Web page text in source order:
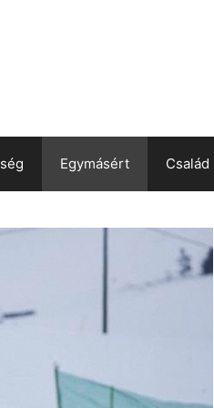
Egymásért Család